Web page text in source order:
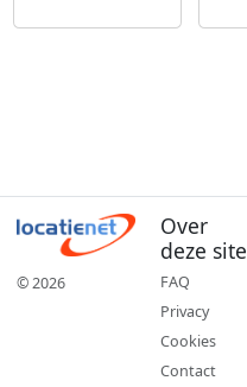
© 2026
Over
deze site
FAQ
Privacy
Cookies
Contact